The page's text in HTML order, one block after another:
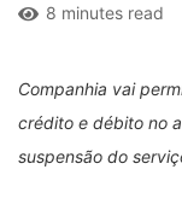
8 minutes read
Companhia vai
crédito e débito no
suspensão do